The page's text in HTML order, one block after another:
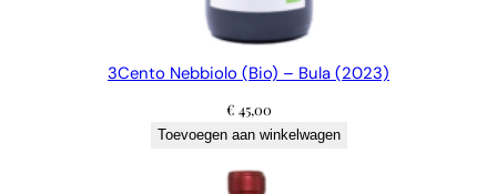
3Cento Nebbiolo (Bio) – Bula (2023)
€ 45,00
Toevoegen aan winkelwagen